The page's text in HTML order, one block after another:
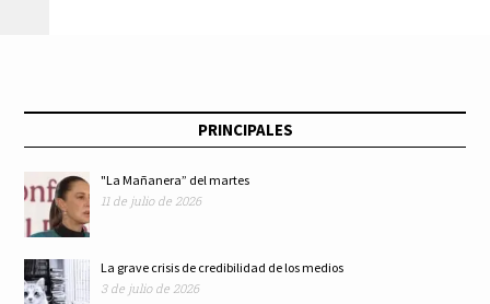
PRINCIPALES
"La Mañanera” del martes
11 de julio de 2026
La grave crisis de credibilidad de los medios
3 de julio de 2026